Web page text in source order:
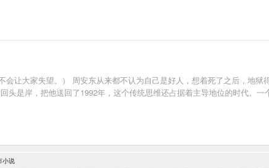
会让大家失望。） 周安东从来都不认为自己是好人，想着死了之后，地
头是岸，把他送回了1992年，这个传统思维还占据着主导地位的时代。
小说